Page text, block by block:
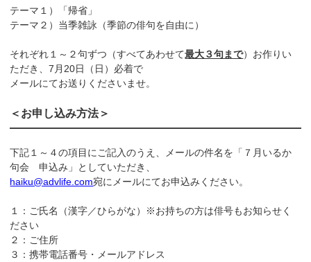
テーマ１）「帰省」
テーマ２）当季雑詠（季節の俳句を自由に）
それぞれ１～２句ずつ（すべてあわせて最大３句まで）お作りい
ただき、7月20日（日）必着で
メールにてお送りくださいませ。
＜お申し込み方法＞
下記１～４の項目にご記入のうえ、メールの件名を「７月いるか
句会 申込み」としていただき、
haiku@advlife.com宛にメールにてお申込みください。
１：ご氏名（漢字／ひらがな）※お持ちの方は俳号もお知らせく
ださい
２：ご住所
３：携帯電話番号・メールアドレス